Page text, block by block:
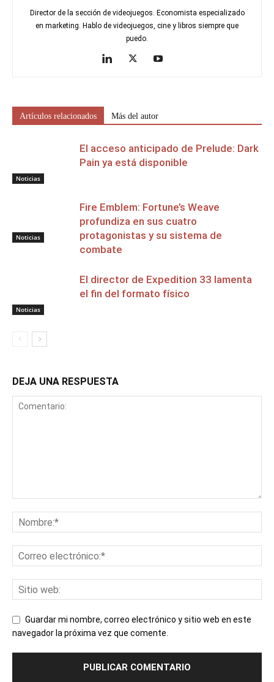
Director de la sección de videojuegos. Economista especializado
en marketing. Hablo de videojuegos, cine y libros siempre que
puedo.
Artículos relacionados Más del autor
Noticias
El acceso anticipado de Prelude: Dark
Pain ya está disponible
Noticias
Fire Emblem: Fortune’s Weave
profundiza en sus cuatro
protagonistas y su sistema de
combate
Noticias
El director de Expedition 33 lamenta
el fin del formato físico
DEJA UNA RESPUESTA
Guardar mi nombre, correo electrónico y sitio web en este
navegador la próxima vez que comente.